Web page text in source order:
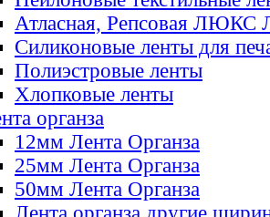
Атласная, Репсовая ЛЮКС
Силиконовые ленты для
Полиэстровые ленты
Хлопковые ленты
органза
12мм Лента Органза
25мм Лента Органза
50мм Лента Органза